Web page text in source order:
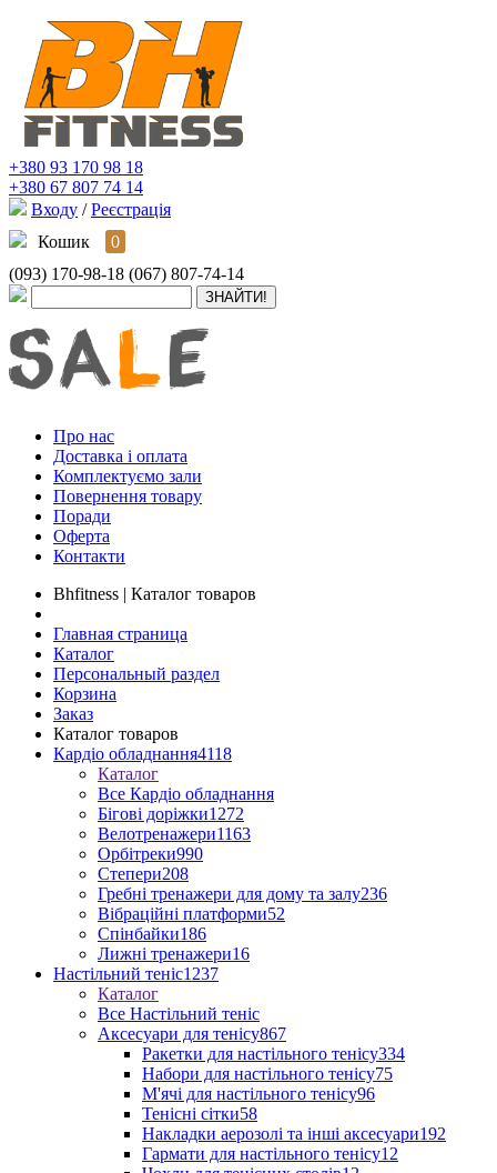
+380 93 170 98 18
+380 67 807 74 14
Входу / Реєстрація
Кошик
0
(093) 170-98-18 (067) 807-74-14
Про нас
Доставка і оплата
Комплектуємо зали
Повернення товару
Поради
Оферта
Контакти
Bhfitness | Каталог товаров
Главная страница
Каталог
Персональный раздел
Корзина
Заказ
Каталог товаров
Кардіо обладнання4118
Каталог
Все Кардіо обладнання
Бігові доріжки1272
Велотренажери1163
Орбітреки990
Степери208
Гребні тренажери для дому та залу236
Вібраційні платформи52
Спінбайки186
Лижні тренажери16
Настільний теніс1237
Каталог
Все Настільний теніс
Аксесуари для тенісу867
Ракетки для настільного тенісу334
Набори для настільного тенісу75
М'ячі для настільного тенісу96
Тенісні сітки58
Накладки аерозолі та інші аксесуари192
Гармати для настільного тенісу12